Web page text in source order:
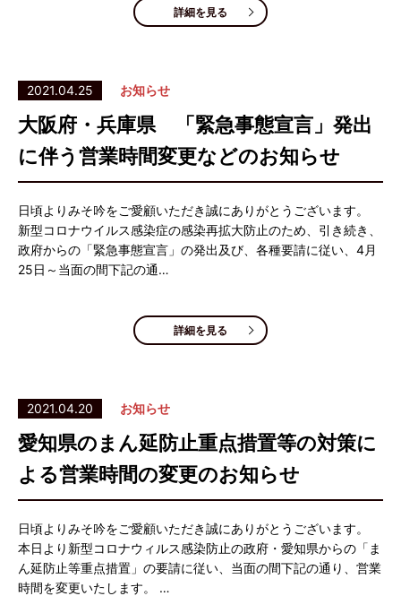
詳細を見る
2021.04.25 お知らせ
大阪府・兵庫県 「緊急事態宣言」発出
に伴う営業時間変更などのお知らせ
日頃よりみそ吟をご愛顧いただき誠にありがとうございます。
新型コロナウイルス感染症の感染再拡大防止のため、引き続き、
政府からの「緊急事態宣言」の発出及び、各種要請に従い、4月
25日～当面の間下記の通…
詳細を見る
2021.04.20 お知らせ
愛知県のまん延防止重点措置等の対策に
よる営業時間の変更のお知らせ
日頃よりみそ吟をご愛顧いただき誠にありがとうございます。
本日より新型コロナウィルス感染防止の政府・愛知県からの「ま
ん延防止等重点措置」の要請に従い、当面の間下記の通り、営業
時間を変更いたします。 …